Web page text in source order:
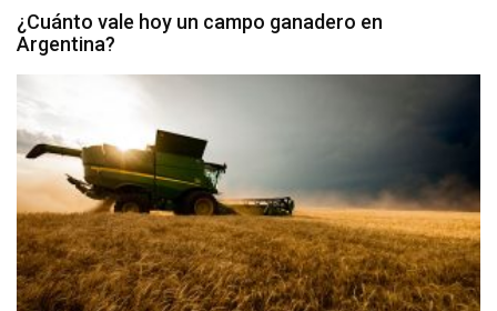
¿Cuánto vale hoy un campo ganadero en
Argentina?